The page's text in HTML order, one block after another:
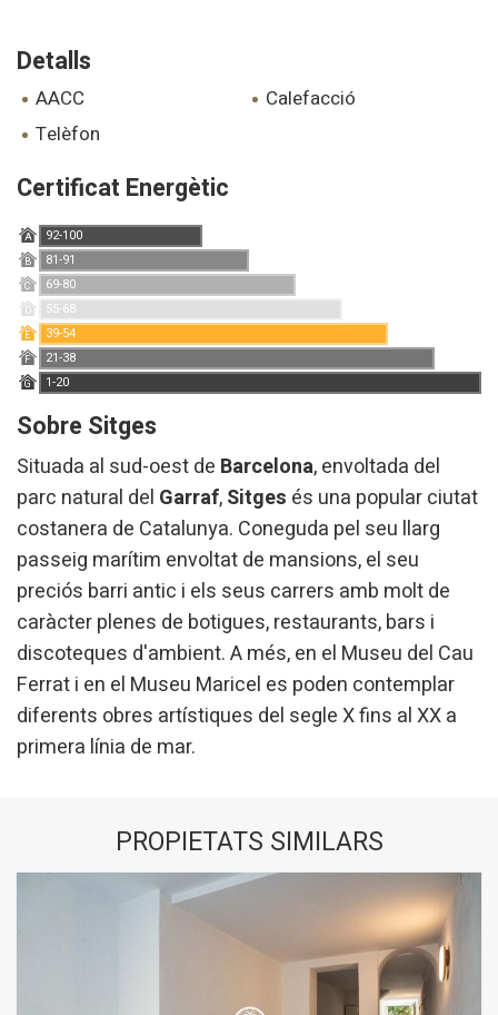
Detalls
AACC
calefacció
telèfon
Certificat Energètic
A 92-100
B 81-91
C 69-80
D 55-68
E 39-54
F 21-38
G 1-20
Sobre Sitges
Situada al sud-oest de Barcelona, envoltada del
parc natural del Garraf,Sitges és una popular ciutat
costanera de Catalunya. Coneguda pel seu llarg
passeig marítim envoltat de mansions, el seu
preciós barri antic i els seus carrers amb molt de
caràcter plenes de botigues, restaurants, bars i
discoteques d'ambient. A més, en el Museu del Cau
Ferrat i en el Museu Maricel es poden contemplar
diferents obres artístiques del segle X fins al XX a
primera línia de mar.
PROPIETATS SIMILARS
Modificar cookies
Tècniques i funcionals
Aquest lloc web utilitza cookies pròpies per recopilar
informació amb la finalitat de millorar els nostres serveis.
Si continua navegant, suposa l'acceptació de la instal·lació
navegador podent, si així ho desitja, impedir que siguin
compte que aquesta acció podrà ocasionar dificultats de
navegació de la pàgina web.
Analítiques i personalització
Permeten fer el seguiment i l'anàlisi del comportament
dels usuaris d'aquest lloc web. La informació recollida
mitjançant aquest tipus de cookies s'utilitza en el
mesurament de l'activitat del web per a l'elaboració de
perfils de navegació dels usuaris per introduir millores en
funció de l'anàlisi de les dades d'ús que fan els usuaris del
servei. Permeten desar la informació de preferència de
l'usuari per millorar la qualitat dels nostres serveis i oferir
una millor experiència a través de productes recomanats.
Aquestes cookies són utilitzades per emmagatzemar
informació sobre les preferències i les eleccions personals
de l'usuari a través de l'observació continuada dels seus
hàbits de navegació. Gràcies a elles, podem conèixer els
relacionada amb el perfil de navegació de l'usuari.